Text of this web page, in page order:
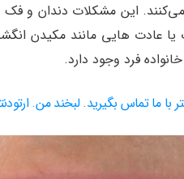
می‌کنند. این مشکلات دندان و
یا عادت هایی مانند مکیدن
فرد وجود دارد.
با ما تماس بگیرید. لبخند من.